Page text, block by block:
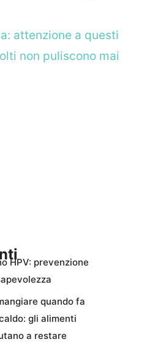
attenzione a questi
non puliscono mai
HPV: prevenzione
quando fa
gli alimenti
a restare